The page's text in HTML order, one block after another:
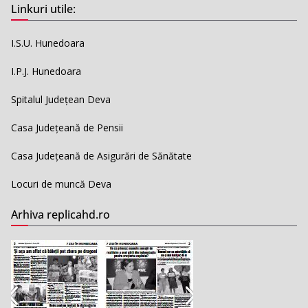
Linkuri utile:
I.S.U. Hunedoara
I.P.J. Hunedoara
Spitalul Județean Deva
Casa Județeană de Pensii
Casa Județeană de Asigurări de Sănătate
Locuri de muncă Deva
Arhiva replicahd.ro